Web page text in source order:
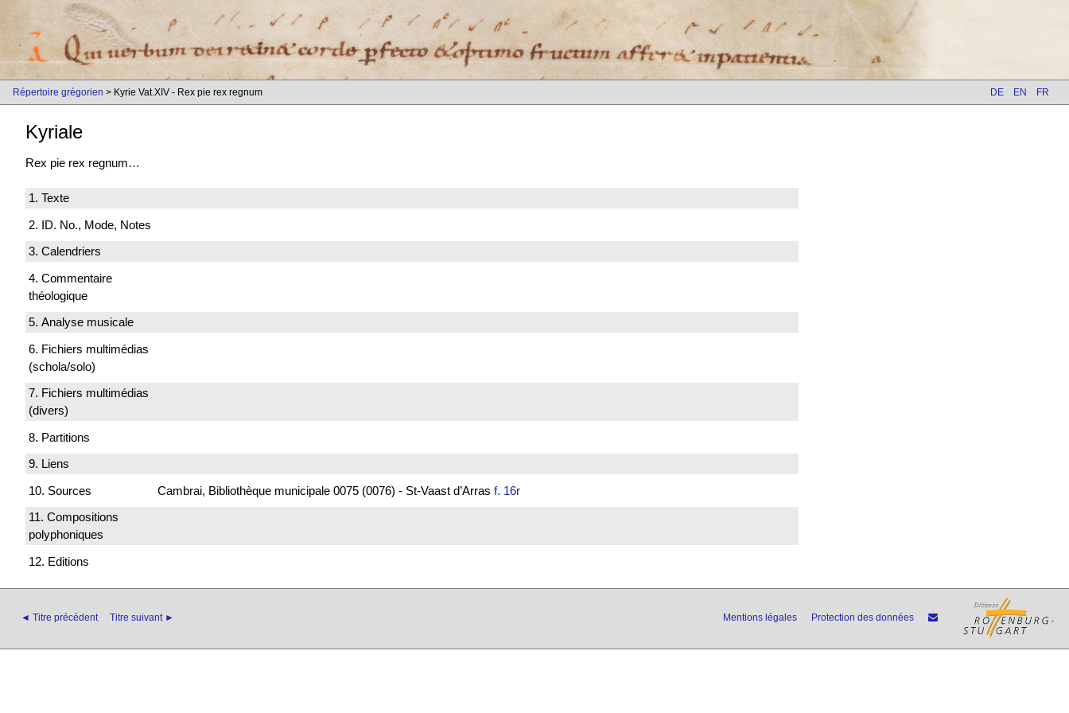
Répertoire grégorien > Kyrie Vat.XIV - Rex pie rex regnum DE EN FR
Kyriale
Rex pie rex regnum…
1. Texte
2. ID. No., Mode, Notes
3. Calendriers
4. Commentaire
théologique
5. Analyse musicale
6. Fichiers multimédias
(schola/solo)
7. Fichiers multimédias
(divers)
8. Partitions
9. Liens
10. Sources
Cambrai, Bibliothèque municipale 0075 (0076) - St-Vaast d’Arras f. 16r
11. Compositions
polyphoniques
12. Editions
◄ Titre précédent Titre suivant ► Mentions légales Protection des données